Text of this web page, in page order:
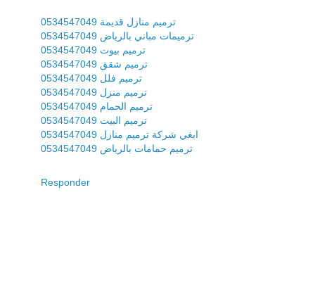
ترميم منازل قديمة 0534547049
ترميمات مباني بالرياض 0534547049
ترميم بيوت 0534547049
ترميم شقق 0534547049
ترميم فلل 0534547049
ترميم منزل 0534547049
ترميم الحمام 0534547049
ترميم البيت 0534547049
ابغي شركة ترميم منازل 0534547049
ترميم حمامات بالرياض 0534547049
Responder